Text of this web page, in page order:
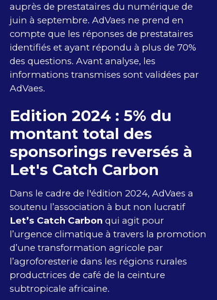
auprès de prestataires du numérique de
juin à septembre. AdVaes ne prend en
compte que les réponses de prestataires
identifiés et ayant répondu à plus de 70%
des questions. Avant analyse, les
informations transmises sont validées par
AdVaes.
Edition 2024 : 5% du
montant total des
sponsorings reversés à
Let's Catch Carbon
Dans le cadre de l'édition 2024, AdVaes a
soutenu l’association à but non lucratif
Let’s Catch Carbon qui agit pour
l’urgence climatique à travers la promotion
d’une transformation agricole par
l’agroforesterie dans les régions rurales
productrices de café de la ceinture
subtropicale africaine.